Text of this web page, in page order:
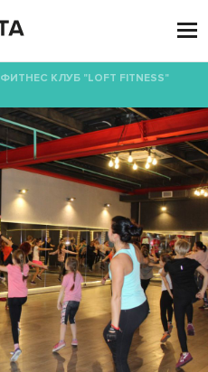

ФИТНЕС КЛУБ "LOFT FITNESS"